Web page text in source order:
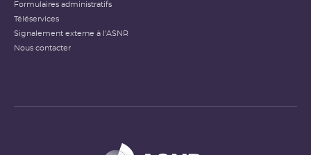
Formulaires administratifs
Téléservices
Signalement externe à l'ASNR
Nous contacter